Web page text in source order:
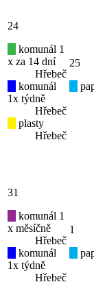
24
komunál 1
x za 14 dní
Hřebeč
komunál
1x týdně
Hřebeč
plasty
Hřebeč
25
31
komunál 1
x měsíčně
Hřebeč
komunál
1x týdně
Hřebeč
1